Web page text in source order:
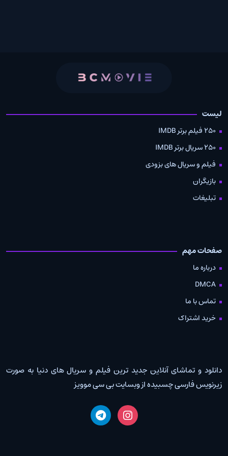
لیست
250 فیلم برتر IMDB
250 سریال برتر IMDB
فیلم و سریال های بزودی
بازیگران
تبلیغات
صفحات مهم
درباره ما
DMCA
تماس با ما
خرید اشتراک
دانلود و تماشای آنلاین جدید ترین فیلم و سریال های دنیا به صورت
زیرنویس فارسی چسبیده از وبسایت بی سی موویز